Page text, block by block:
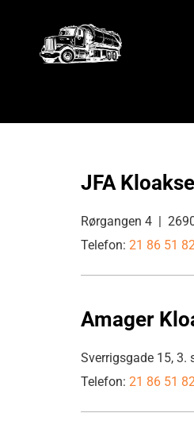
JFA
Rørgangen 4 |
Telefon: 21 86 51
Amager
Sverrigsgade 15, 3.
Telefon: 21 86 51